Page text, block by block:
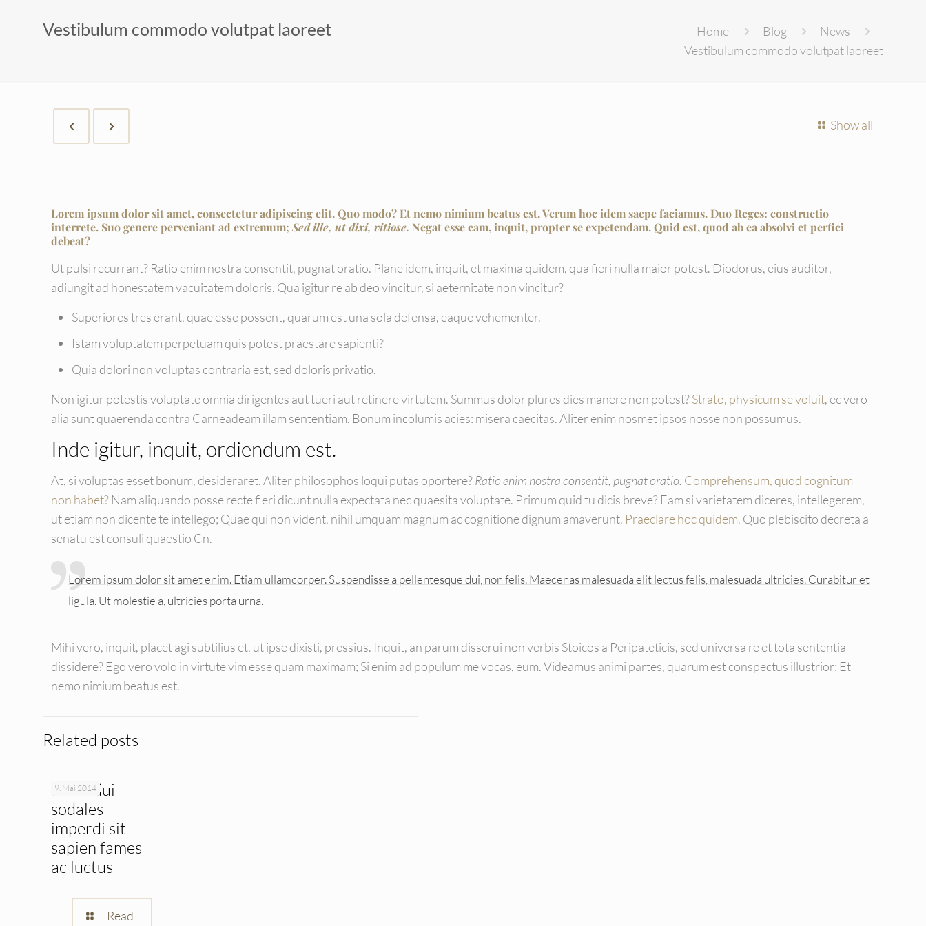
Vestibulum commodo volutpat laoreet Home Blog
News
Vestibulum commodo volutpat laoreet
Show all
Lorem ipsum dolor sit amet, consectetur adipiscing elit. Quo modo? Et nemo nimium beatus est.Verum hoc idem saepe faciamus. Duo Reges: constructio
interrete. Suo genere perveniant ad extremum;Sed ille, ut dixi, vitiose. Negat esse eam, inquit, propter se expetendam. Quid est, quod ab ea absolvi et perfici
debeat?
Ut pulsi recurrant? Ratio enim nostra consentit, pugnat oratio. Plane idem, inquit, et maxima quidem, qua fieri nulla maior potest. Diodorus, eius auditor,
adiungit ad honestatem vacuitatem doloris. Qua igitur re ab deo vincitur, si aeternitate non vincitur?
Superiores tres erant, quae esse possent, quarum est una sola defensa, eaque vehementer.
Istam voluptatem perpetuam quis potest praestare sapienti?
Quia dolori non voluptas contraria est, sed doloris privatio.
Non igitur potestis voluptate omnia dirigentes aut tueri aut retinere virtutem. Summus dolor plures dies manere non potest?Strato, physicum se voluit, ec vero
alia sunt quaerenda contra Carneadeam illam sententiam. Bonum incolumis acies: misera caecitas. Aliter enim nosmet ipsos nosse non possumus.
Inde igitur, inquit, ordiendum est.
At, si voluptas esset bonum, desideraret. Aliter philosophos loqui putas oportere?Ratio enim nostra consentit, pugnat oratio. Comprehensum, quod cognitum
non habet? Nam aliquando posse recte fieri dicunt nulla expectata nec quaesita voluptate. Primum quid tu dicis breve? Eam si varietatem diceres, intellegerem,
ut etiam non dicente te intellego; Quae qui non vident, nihil umquam magnum ac cognitione dignum amaverunt. Praeclare hoc quidem. Quo plebiscito decreta a
senatu est consuli quaestio Cn.
Lorem ipsum dolor sit amet enim. Etiam ullamcorper. Suspendisse a pellentesque dui, non felis. Maecenas malesuada elit lectus felis, malesuada ultricies. Curabitur et
ligula. Ut molestie a, ultricies porta urna.
Mihi vero, inquit, placet agi subtilius et, ut ipse dixisti, pressius. Inquit, an parum disserui non verbis Stoicos a Peripateticis, sed universa re et tota sententia
dissidere? Ego vero volo in virtute vim esse quam maximam; Si enim ad populum me vocas, eum. Videamus animi partes, quarum est conspectus illustrior; Et
nemo nimium beatus est.
Related posts
9. Mai 2014
Proin dui
sodales
imperdi sit
sapien fames
ac luctus
Read